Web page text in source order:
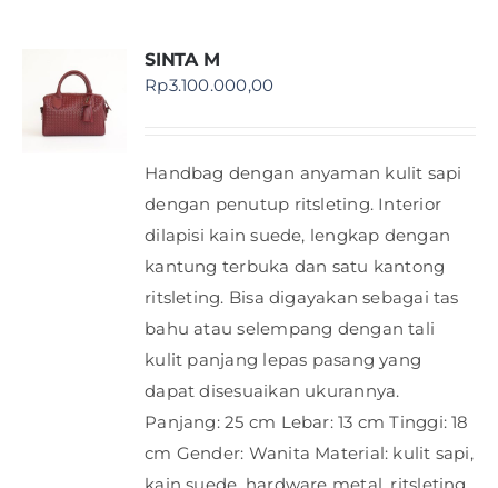
SINTA M
Rp3.100.000,00
Handbag dengan anyaman kulit sapi
dengan penutup ritsleting. Interior
dilapisi kain suede, lengkap dengan
kantung terbuka dan satu kantong
ritsleting. Bisa digayakan sebagai tas
bahu atau selempang dengan tali
kulit panjang lepas pasang yang
dapat disesuaikan ukurannya.
Panjang: 25 cm Lebar: 13 cm Tinggi: 18
cm Gender: Wanita Material: kulit sapi,